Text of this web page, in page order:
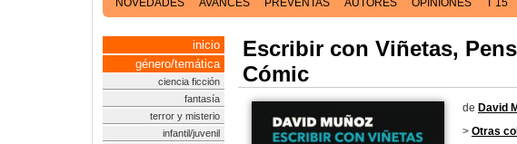
NOVEDADES AVANCES PREVENTAS AUTORES OPINIONES T 15
inicio
género/temática
ciencia ficción
fantasía
terror y misterio
infantil/juvenil
Escribir con Viñetas,
Cómic
de David
> Otras